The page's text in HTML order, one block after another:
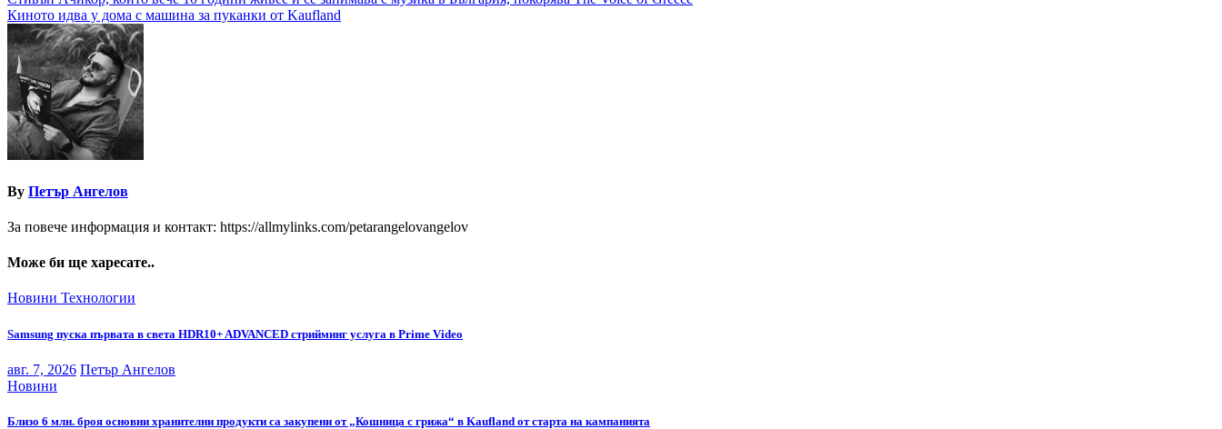
Киното идва у дома с машина за пуканки от Kaufland
By Петър Ангелов
За повече информация и контакт: https://allmylinks.com/petarangelovangelov
Може би ще харесате..
Новини Технологии
Samsung пуска първата в света HDR10+ ADVANCED стрийминг услуга в Prime Video
авг. 7, 2026 Петър Ангелов
Новини
Близо 6 млн. броя основни хранителни продукти са закупени от „Кошница с грижа“ в Kaufland от старта на кампанията